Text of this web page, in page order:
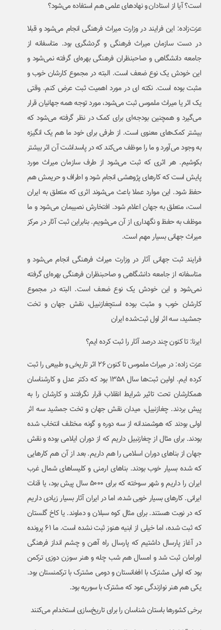
است؟ آیا از استادان و نهادهای علمی هم استفاده می‌شود؟
عزت‌زاده: این فرایند در وزارت میراث فرهنگی انجام می‌شود و قبلا
در دست سازمان میراث فرهنگی و گردشگری بود. متاسفانه از
جامعه دانشگاهی و صاحبنظران فرهنگی بهره‌ای گرفته نمی‌شود و
این خودش یک نوع ضعف است. البته در مجموع کارشان خوب و
مثبت بوده است. نکته ای در مورد اهمیت ثبت عرض کنم. وقتی
یک اثر یا میراث ملموس ثبت می‌شود، مورد توجه همه جهانیان قرار
می‌گیرد و همچنین بودجه‌ای برای کمک در نظر گرفته می‌شود که
بیشتر کمک‌های معنوی است. از طرفی برای خود ما هم یک انگیزه
به وجود می‌آورد و ما را موظف می‌کند که در پاسداشت آن اثر بیشتر
بکوشیم. هر اثری که ثبت می‌شود از طرف سازمان میراث مورد
پایش است که کارهای پژوهشی انجام شود و اطراف و حریمش هم
حفظ شود. این موارد عملا باعث می‌شوند اثری که متعلق به ایران
است، متعلق به جهان اعلام شود. افتخارش نصیبمان می‌شود و ما
موظف به حفظ و نگهداری از آن می‌شویم. بنابراین ثبت آثار در مرکز
میراث جهانی بسیار مهم است.
فرایند ثبت جهانی آثار در وزارت میراث فرهنگی انجام می‌شود و
متاسفانه از جامعه دانشگاهی و صاحبنظران فرهنگی بهره‌ای گرفته
نمی‌شود و این خودش یک نوع ضعف است. البته در مجموع
کارشان خوب و مثبت بوده استچغازنبیل، نقش جهان و تخت
جمشید، سه اثر اول ثبت‌شده ایران
ایرنا: تا کنون چند درصد آثار را ثبت کرده ایم؟
عزت زاده: در میراث ملموس تا کنون ۲۶ اثر تاریخی و طبیعی را ثبت
کرده ایم. اولین ثبت‌ها سال ۱۳۵۸ بود که دکتر عدل و کارشناسان
همکارشان تحت تاثیر شرایط انقلاب قرار نگرفتند و کارشان را به
پیش بردند. چغازنبیل، میدان نقش جهان و تخت جمشید سه اثر
اولی بودند که هوشمندانه از سه دوره و گونه مختلف انتخاب شده
بودند. برای مثال از چغازنبیل داریم که از دوران ایلامی بوده و نقش
جهان از بناهای دوران اسلامی را هم داریم. بعد از آن هم کارهایی
که شده بسیار خوب بودند. بناهای ارمنی و کلیساهای شمال غرب
ایران را داریم و شهر سوخته که برای ۵۰۰۰ سال پیش بود، یا قنات
ایرانی. کارهای بسیار خوبی شده، اما در ایران آثار بسیار زیادی داریم
که در نوبت هستند. برای مثال کوه سبلان و دماوند. یا کاخ گلستان
که ثبت شده، اما خیلی از ابنیه هنوز ثبت نشده است. ما ۶۱ پرونده
در آغاز پارسال داشتیم که پارسال راه آهن و چشم انداز فرهنگی
اورامان ثبت شد و امسال هم شب چله و هنر سوزن دوزی ترکمن
بود که اولی مشترک با افغانستان و دومی مشترک با ترکمنستان بود.
یکی هم هنر نوازندگی عود که مشترک با سوریه بود.
برخی کشورها باستان شناسان را برای تاریخ‌سازی استخدام می‌کنند